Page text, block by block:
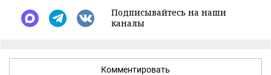
Подписывайтесь на наши
каналы
Комментировать